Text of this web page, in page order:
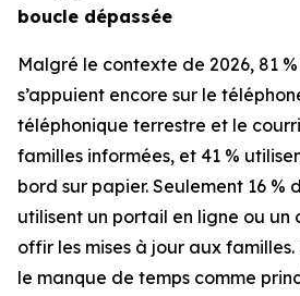
boucle dépassée
Malgré le contexte de 2026, 81
s’appuient encore sur le
téléphonique terrestre et le
familles informées, et 41 %
bord sur papier. Seulement 16 %
utilisent un portail en ligne ou un
offir les mises à jour aux
le manque de temps comme